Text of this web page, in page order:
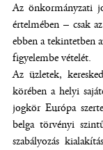
Az önkormányzati
értelmében – csak
ebben a tekintetben
figyelembe vételét.
Az üzletek,
körében a helyi
jogkör Európa
belga törvényi
szabályozás